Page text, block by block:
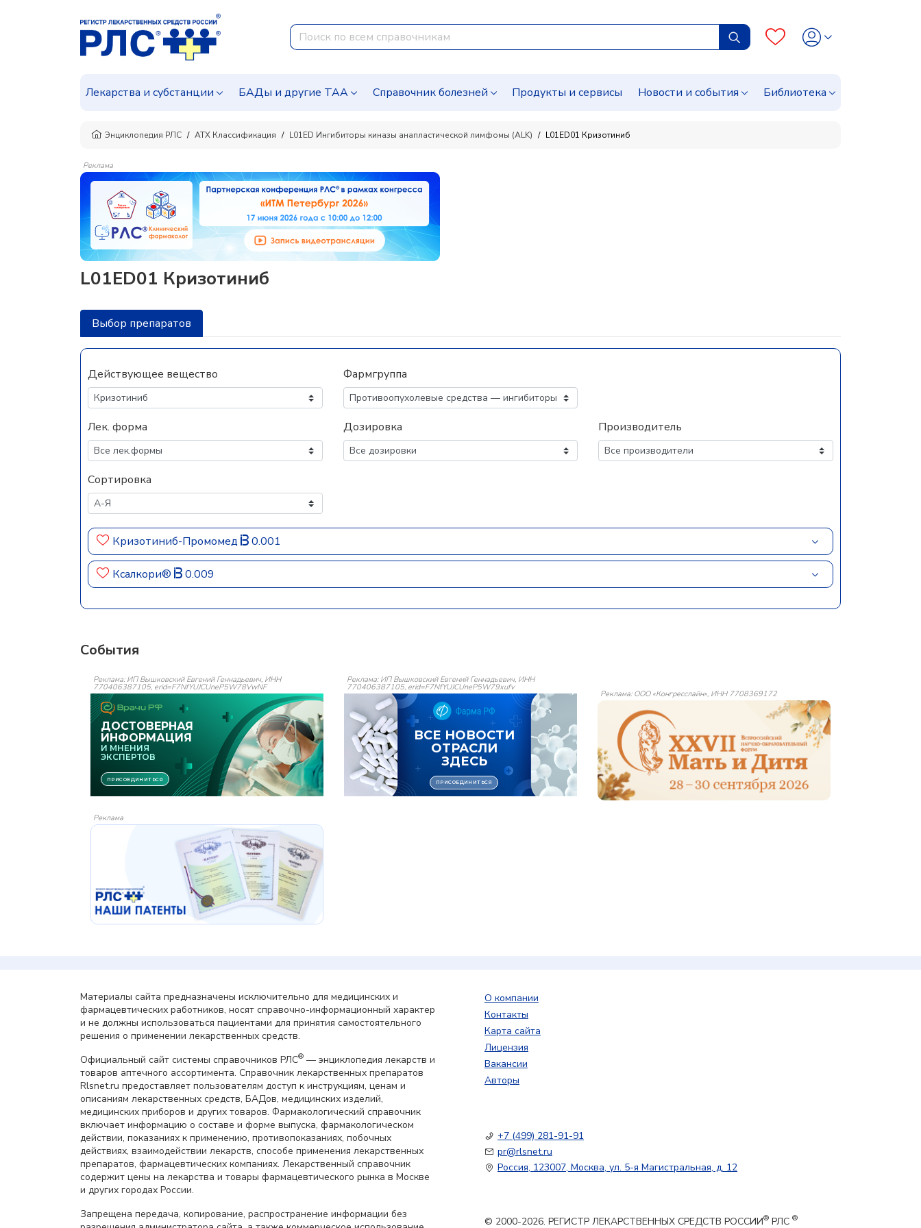
Лекарства и субстанции БАДы и другие ТАА Справочник болезней Продукты и сервисы Новости и события Библиотека
Энциклопедия РЛС АТХ Классификация L01ED Ингибиторы киназы анапластической лимфомы (ALK) L01ED01 Кризотиниб
Реклама
L01ED01 Кризотиниб
Выбор препаратов
Действующее вещество Фармгруппа
Лек. форма Дозировка Производитель
Сортировка
Кризотиниб-Промомед 0.001
Ксалкори® 0.009
События
Реклама: ИП Вышковский Евгений Геннадьевич, ИНН
770406387105, erid=F7NfYUJCUneP5W78VwNF
Реклама: ИП Вышковский Евгений Геннадьевич, ИНН
770406387105, erid=F7NfYUJCUneP5W79xufv
Реклама: ООО «Конгресслайн», ИНН 7708369172
Реклама
Материалы сайта предназначены исключительно для медицинских и
фармацевтических работников, носят справочно-информационный характер
и не должны использоваться пациентами для принятия самостоятельного
решения о применении лекарственных средств.
Официальный сайт системы справочников РЛС® — энциклопедия лекарств и
товаров аптечного ассортимента. Справочник лекарственных препаратов
Rlsnet.ru предоставляет пользователям доступ к инструкциям, ценам и
описаниям лекарственных средств, БАДов, медицинских изделий,
медицинских приборов и других товаров. Фармакологический справочник
включает информацию о составе и форме выпуска, фармакологическом
действии, показаниях к применению, противопоказаниях, побочных
действиях, взаимодействии лекарств, способе применения лекарственных
препаратов, фармацевтических компаниях. Лекарственный справочник
содержит цены на лекарства и товары фармацевтического рынка в Москве
и других городах России.
Запрещена передача, копирование, распространение информации без
О компании
Контакты
Карта сайта
Лицензия
Вакансии
Авторы
+7 (499) 281-91-91
pr@rlsnet.ru
Россия, 123007, Москва, ул. 5-я Магистральная, д. 12
© 2000-2026. РЕГИСТР ЛЕКАРСТВЕННЫХ СРЕДСТВ РОССИИ® РЛС ®